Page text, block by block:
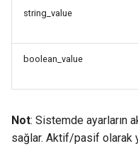
string_value
boolean_value
Not: Sistemde ayarların
sağlar. Aktif/pasif olarak